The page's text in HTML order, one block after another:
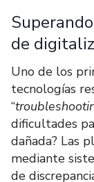
de
Uno de los
tecnologías
“
dificultades
dañada? Las
mediante
de